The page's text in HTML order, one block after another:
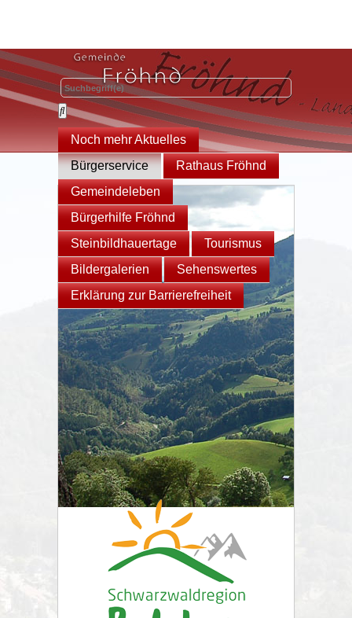
Noch mehr Aktuelles
Bürgerservice
Rathaus Fröhnd
Gemeindeleben
Bürgerhilfe Fröhnd
Steinbildhauertage
Tourismus
Bildergalerien
Sehenswertes
Erklärung zur Barrierefreiheit